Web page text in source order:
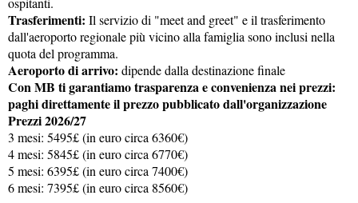
Trasferimenti: Il servizio di "meet and greet" e il trasferimento
dall'aeroporto regionale più vicino alla famiglia sono inclusi nella
quota del programma.
Aeroporto di arrivo: dipende dalla destinazione finale
Con MB ti garantiamo trasparenza e convenienza nei prezzi:
paghi direttamente il prezzo pubblicato dall'organizzazione
Prezzi 2026/27
3 mesi: 5495£ (in euro circa 6360€)
4 mesi: 5845£ (in euro circa 6770€)
5 mesi: 6395£ (in euro circa 7400€)
6 mesi: 7395£ (in euro circa 8560€)